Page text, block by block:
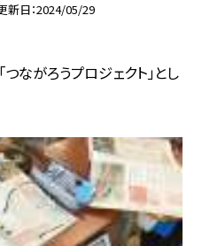
新日 2024/05/29
ながろうプロジェクト」とし